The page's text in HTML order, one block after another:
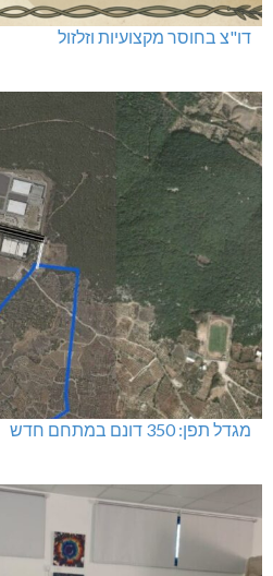
דו"צ בחוסר מקצועיות וזלזול
מגדל תפן: 350 דונם במתחם חדש